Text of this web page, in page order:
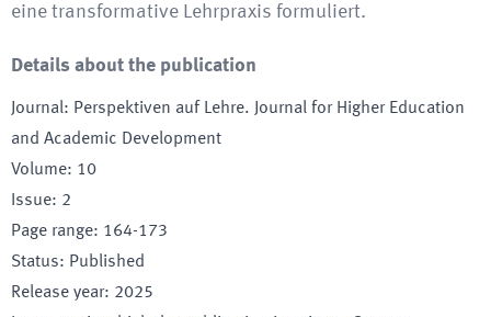
eine transformative Lehrpraxis formuliert.
Details about the publication
Journal: Perspektiven auf Lehre. Journal for Higher Education
and Academic Development
Volume: 10
Issue: 2
Page range: 164-173
Status: Published
Release year: 2025